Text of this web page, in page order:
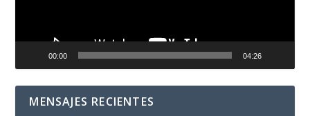
00:00 04:26
MENSAJES RECIENTES